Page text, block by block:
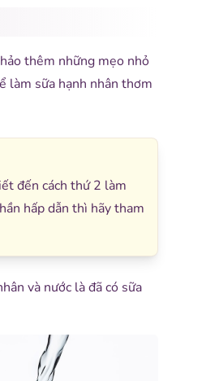
thêm những mẹo nhỏ
làm sữa hạnh nhân thơm
đến cách thứ 2 làm
hấp dẫn thì hãy tham
và nước là đã có sữa